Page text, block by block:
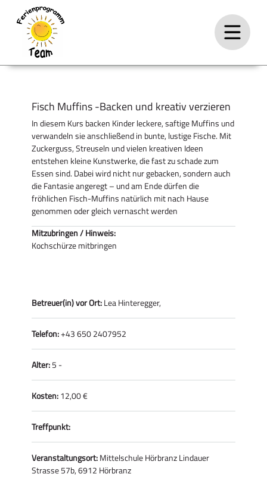
Fisch Muffins -Backen und kreativ verzieren
In diesem Kurs backen Kinder leckere, saftige Muffins und
verwandeln sie anschließend in bunte, lustige Fische. Mit
Zuckerguss, Streuseln und vielen kreativen Ideen
entstehen kleine Kunstwerke, die fast zu schade zum
Essen sind. Dabei wird nicht nur gebacken, sondern auch
die Fantasie angeregt – und am Ende dürfen die
fröhlichen Fisch-Muffins natürlich mit nach Hause
genommen oder gleich vernascht werden
Mitzubringen / Hinweis:
Kochschürze mitbringen
Betreuer(in) vor Ort:Lea Hinteregger,
Telefon:+43 650 2407952
Alter:5 -
Kosten:12,00 €
Treffpunkt:
Veranstaltungsort:Mittelschule Hörbranz Lindauer
Strasse 57b, 6912 Hörbranz